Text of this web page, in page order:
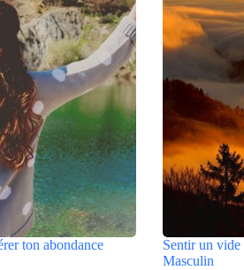
ton abondance
Sentir un
Masculin